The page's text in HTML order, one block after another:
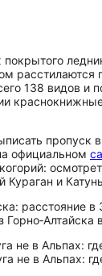
покрытого
расстилаются
138 видов и
пропуск
официальном
и